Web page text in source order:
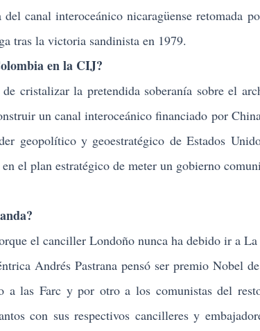
canal interoceánico nicaragüense retomada
tras la victoria sandinista en 1979.
en la CIJ?
cristalizar la pretendida soberanía sobre el
un canal interoceánico financiado por
geopolítico y geoestratégico de Estados
el plan estratégico de meter un gobierno
el canciller Londoño nunca ha debido ir a La
Andrés Pastrana pensó ser premio Nobel
a las Farc y por otro a los comunistas del
con sus respectivos cancilleres y